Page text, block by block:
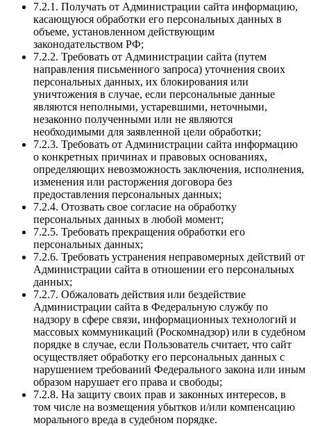
7.2.1. Получать от Администрации сайта информацию,
касающуюся обработки его персональных данных в
объеме, установленном действующим
законодательством РФ;
7.2.2. Требовать от Администрации сайта (путем
направления письменного запроса) уточнения своих
персональных данных, их блокирования или
уничтожения в случае, если персональные данные
являются неполными, устаревшими, неточными,
незаконно полученными или не являются
необходимыми для заявленной цели обработки;
7.2.3. Требовать от Администрации сайта информацию
о конкретных причинах и правовых основаниях,
определяющих невозможность заключения, исполнения,
изменения или расторжения договора без
предоставления персональных данных;
7.2.4. Отозвать свое согласие на обработку
персональных данных в любой момент;
7.2.5. Требовать прекращения обработки его
персональных данных;
7.2.6. Требовать устранения неправомерных действий от
Администрации сайта в отношении его персональных
данных;
7.2.7. Обжаловать действия или бездействие
Администрации сайта в Федеральную службу по
надзору в сфере связи, информационных технологий и
массовых коммуникаций (Роскомнадзор) или в судебном
порядке в случае, если Пользователь считает, что сайт
осуществляет обработку его персональных данных с
нарушением требований Федерального закона или иным
образом нарушает его права и свободы;
7.2.8. На защиту своих прав и законных интересов, в
том числе на возмещения убытков и/или компенсацию
морального вреда в судебном порядке.